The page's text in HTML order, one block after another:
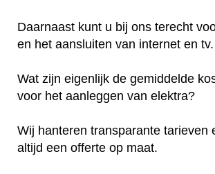
Daarnaast kunt u bij ons terecht
en het aansluiten van internet en tv.
Wat zijn eigenlijk de gemiddelde
voor het aanleggen van elektra?
Wij hanteren transparante tarieven
altijd een offerte op maat.